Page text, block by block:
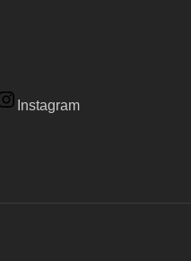
Instagram